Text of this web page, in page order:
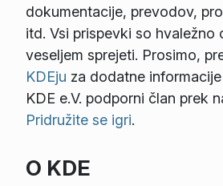
dokumentacije, prevodov,
itd. Vsi prispevki so hvaležno
veseljem sprejeti. Prosimo,
KDEju za dodatne
KDE e.V. podporni član prek
Pridružite se igri.
O KDE